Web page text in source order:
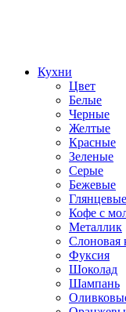
Кухни
Цвет
Белые
Черные
Желтые
Красные
Зеленые
Серые
Бежевые
Глянцевые
Кофе с
Металлик
Слоновая
Фуксия
Шоколад
Шампань